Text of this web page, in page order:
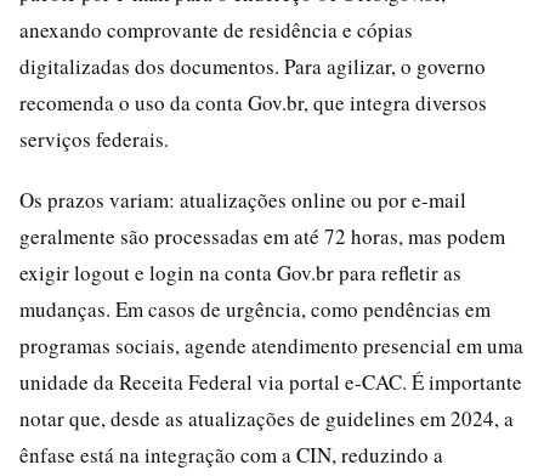
anexando comprovante de residência e cópias
digitalizadas dos documentos. Para agilizar, o governo
recomenda o uso da conta Gov.br, que integra diversos
serviços federais.
Os prazos variam: atualizações online ou por e-mail
geralmente são processadas em até 72 horas, mas podem
exigir logout e login na conta Gov.br para refletir as
mudanças. Em casos de urgência, como pendências em
programas sociais, agende atendimento presencial em uma
unidade da Receita Federal via portal e-CAC. É importante
notar que, desde as atualizações de guidelines em 2024, a
ênfase está na integração com a CIN, reduzindo a